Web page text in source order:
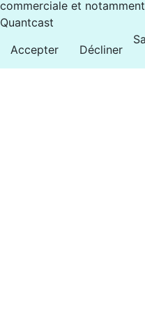
commerciale et
Quantcast
Accepter
Décliner